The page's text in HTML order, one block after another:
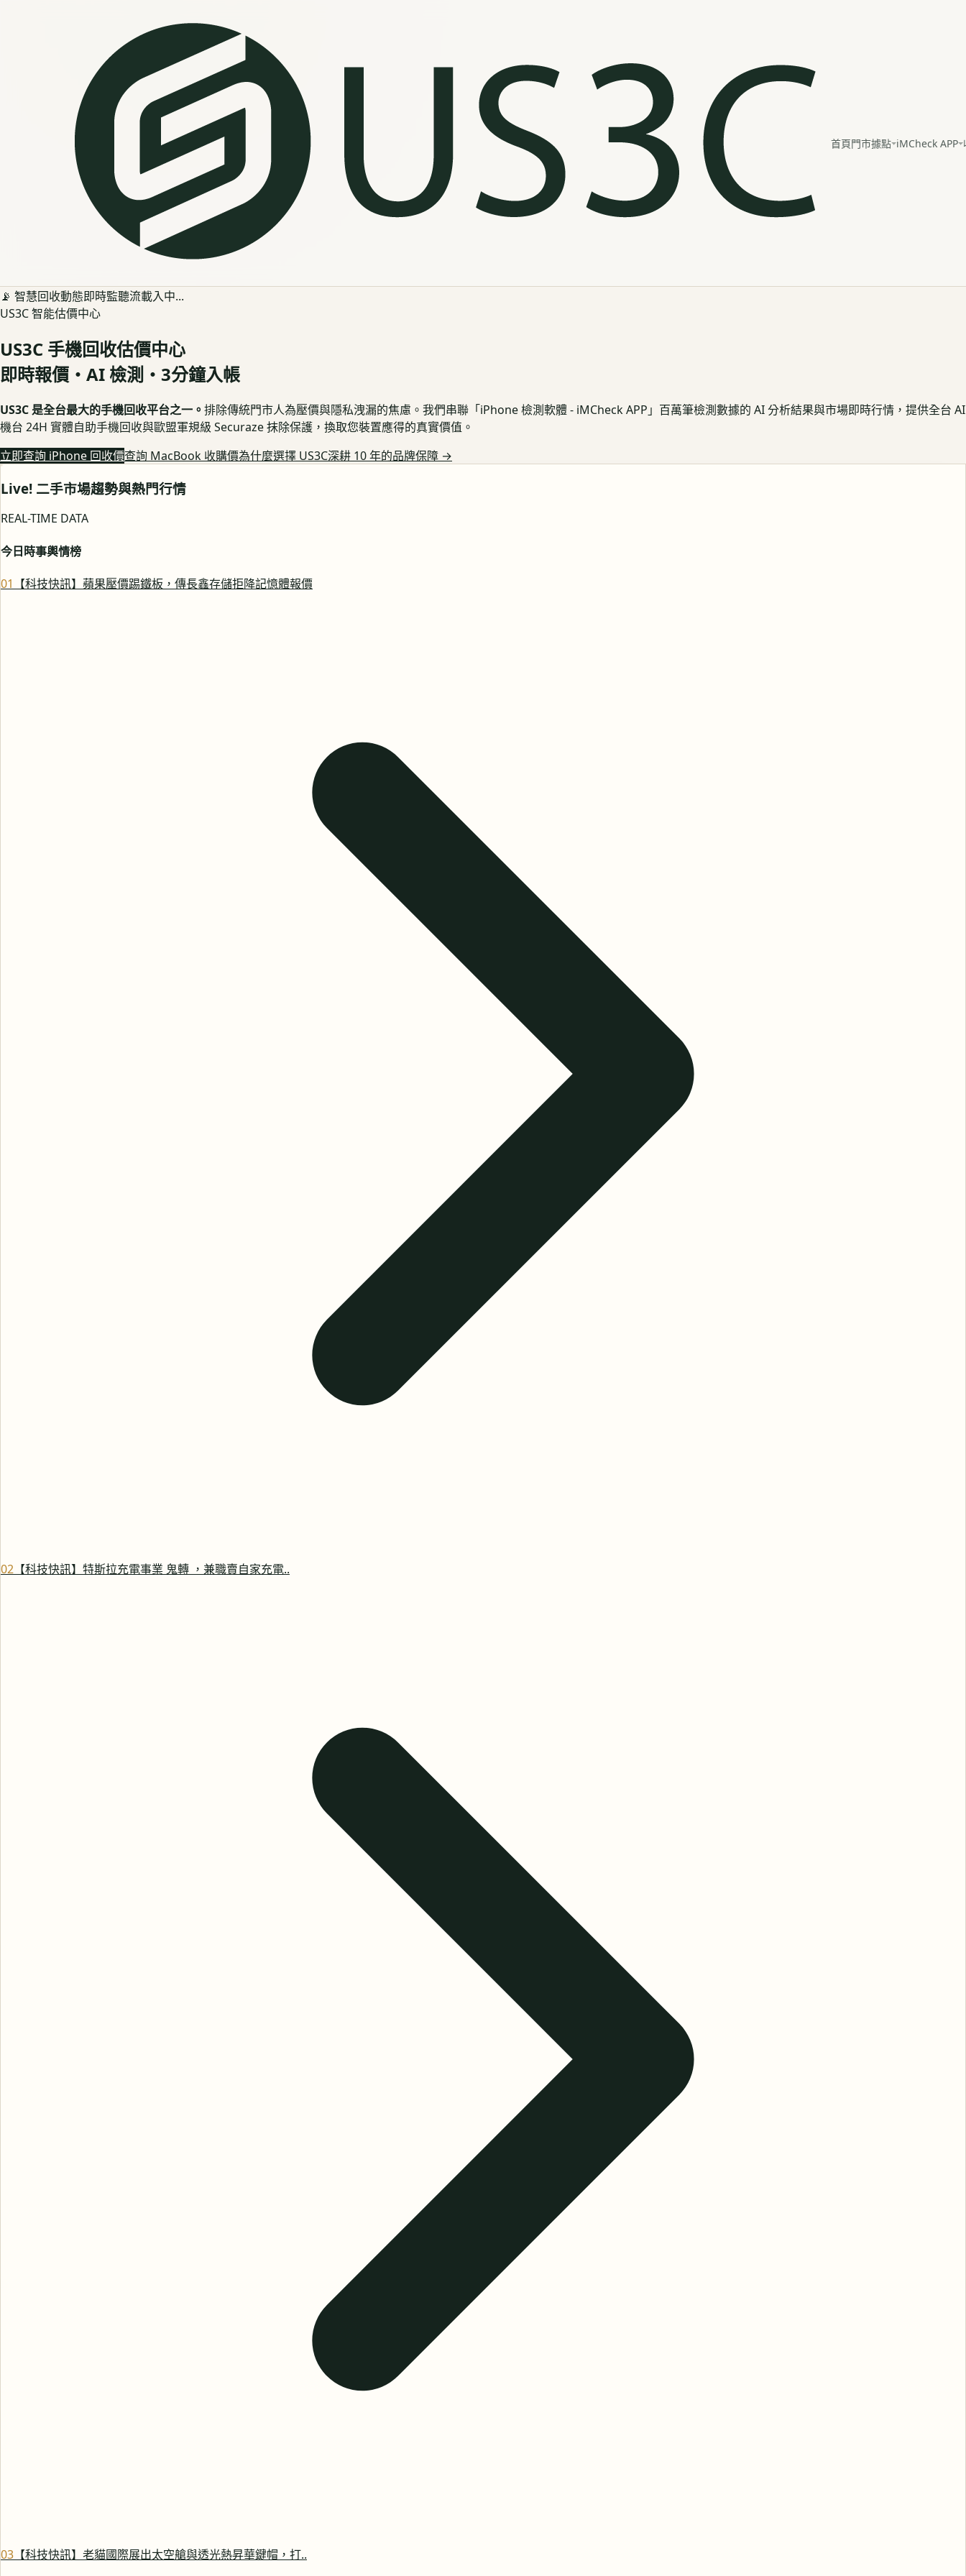
首頁門市據點 iMCheck APP
📡 智慧回收動態即時監聽流載入中...
US3C 智能估價中心
US3C 手機回收估價中心
即時報價・AI 檢測・3分鐘入帳
US3C 是全台最大的手機回收平台之一。 排除傳統門市人為壓價與隱私洩漏的焦慮。我們串聯「iPhone 檢測軟體 - iMCheck APP」百萬筆檢測數據的 AI 分析結果與市場即時行情，提供全台 AI
機台 24H 實體自助手機回收與歐盟軍規級 Securaze 抹除保護，換取您裝置應得的真實價值。
立即查詢 iPhone 回收價查詢 MacBook 收購價為什麼選擇 US3C深耕 10 年的品牌保障 →
Live! 二手市場趨勢與熱門行情
REAL-TIME DATA
今日時事輿情榜
01 【科技快訊】蘋果壓價踢鐵板，傳長鑫存儲拒降記憶體報價
02 【科技快訊】特斯拉充電事業 鬼轉 ，兼職賣自家充電..
03 【科技快訊】老貓國際展出太空艙與透光熱昇華鍵帽，打..